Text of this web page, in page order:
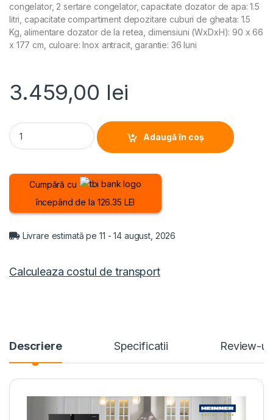
congelator, 2 sertare congelator, capacitate dozator de apa: 1.5
litri, capacitate compartiment depozitare cuburi de gheata: 1.5
Kg, alimentare dozator de la retea, dimensiuni (WxDxH): 90 x 66
x 177 cm, culoare: Inox antracit, garantie: 36 luni
3.459,00 lei
SIDE BY SIDE HEINNER HSBS-HM513NFIMDXE++, Clasa
Adaugă în coș
Cumpără cu
începând de la 126.35 LEI
Livrare estimată pe 11 - 14 august, 2026
Calculeaza costul de transport
Descriere Specificatii Review-uri